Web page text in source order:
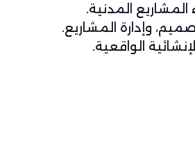
المدنية.
وإدارة المشاريع.
الواقعية.